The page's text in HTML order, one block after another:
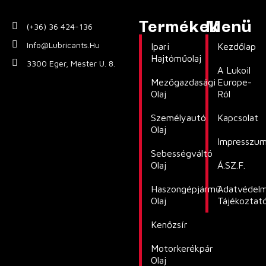
(+36) 36 424-136
Info@lubricants.hu
3300 Eger, Mester U. 8.
Termékek
Ipari
Hajtóműolaj
Mezőgazdasági
Olaj
Személyautó
Olaj
Sebességváltó
Olaj
Haszongépjármű
Olaj
Kenőzsír
Motorkerékpár
Olaj
Menü
Kezdőlap
A Lukoil
Europe-
Ról
Kapcsolat
Á.SZ.F.